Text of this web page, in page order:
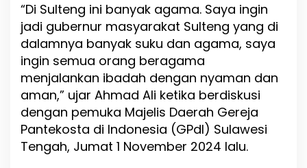
“Di Sulteng ini banyak agama. Saya ingin
jadi gubernur masyarakat Sulteng yang di
dalamnya banyak suku dan agama, saya
ingin semua orang beragama
menjalankan ibadah dengan nyaman dan
aman,” ujar Ahmad Ali ketika berdiskusi
dengan pemuka Majelis Daerah Gereja
Pantekosta di Indonesia (GPdI) Sulawesi
Tengah, Jumat 1 November 2024 lalu.